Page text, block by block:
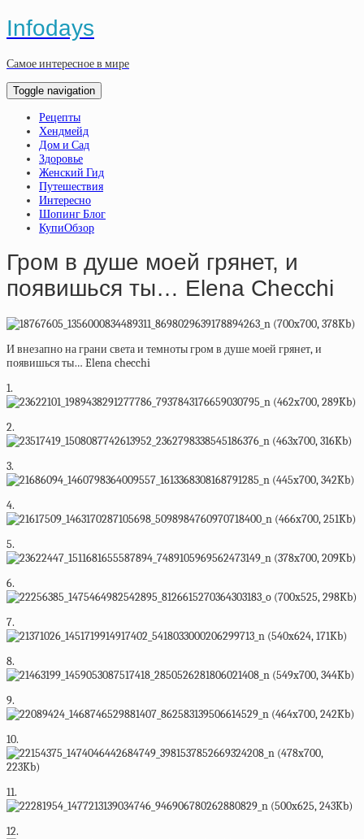
Infodays
Самое интересное в мире
Toggle navigation
Рецепты
Хендмейд
Дом и Сад
Здоровье
Женский Гид
Путешествия
Интересно
Шопинг Блог
КупиОбзор
Гром в душе моей грянет, и
появишься ты… Elena Checchi
И внезапно на грани света и темноты гром в душе моей грянет, и
появишься ты… Elena checchi
1.
2.
3.
4.
5.
6.
7.
8.
9.
10.
11.
12.